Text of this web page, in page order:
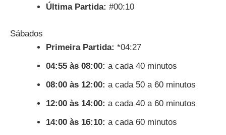
Última Partida: #00:10
Sábados
Primeira Partida: *04:27
04:55 às 08:00: a cada 40 minutos
08:00 às 12:00: a cada 50 a 60 minutos
12:00 às 14:00: a cada 40 a 60 minutos
14:00 às 16:10: a cada 60 minutos